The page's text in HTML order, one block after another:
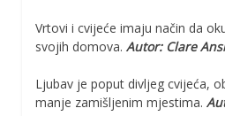
Vrtovi i cvijeće imaju način da
svojih domova. Autor: Clare
Ljubav je poput divljeg cvijeća,
manje zamišljenim mjestima.